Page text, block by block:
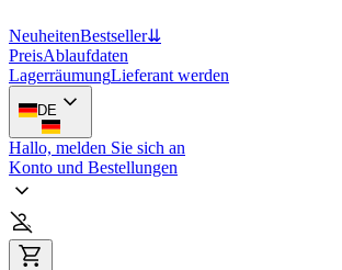
NeuheitenBestseller⇊
PreisAblaufdaten
LagerräumungLieferant werden
DE
Hallo, melden Sie sich an
Konto und Bestellungen